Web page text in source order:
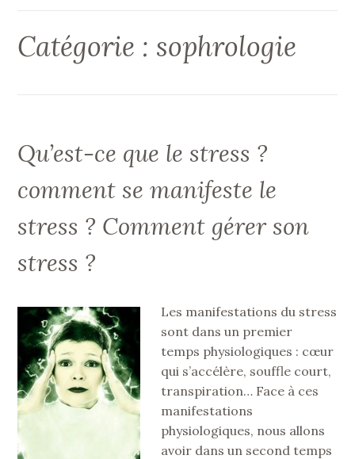
Catégorie : sophrologie
Qu’est-ce que le stress ?
comment se manifeste le
stress ? Comment gérer son
stress ?
Les manifestations du stress
sont dans un premier
temps physiologiques : cœur
qui s’accélère, souffle court,
transpiration… Face à ces
manifestations
physiologiques, nous allons
avoir dans un second temps